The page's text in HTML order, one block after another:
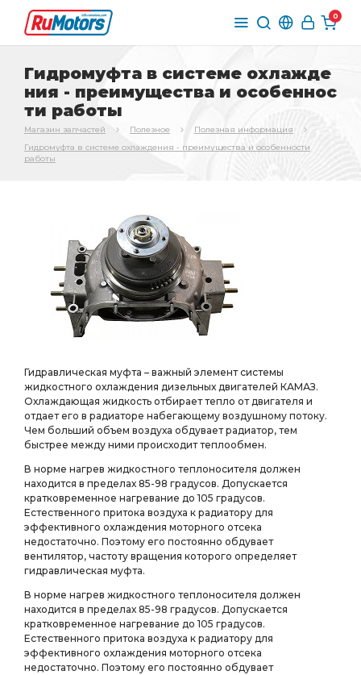
0
Гидромуфта в системе охлажде
ния - преимущества и особеннос
ти работы
Магазин запчастей Полезное
Полезная информация
Гидромуфта в системе охлаждения - преимущества и особенности
работы
Гидравлическая муфта – важный элемент системы
жидкостного охлаждения дизельных двигателей КАМАЗ.
Охлаждающая жидкость отбирает тепло от двигателя и
отдает его в радиаторе набегающему воздушному потоку.
Чем больший объем воздуха обдувает радиатор, тем
быстрее между ними происходит теплообмен.
В норме нагрев жидкостного теплоносителя должен
находится в пределах 85-98 градусов. Допускается
кратковременное нагревание до 105 градусов.
Естественного притока воздуха к радиатору для
эффективного охлаждения моторного отсека
недостаточно. Поэтому его постоянно обдувает
вентилятор, частоту вращения которого определяет
гидравлическая муфта.
В норме нагрев жидкостного теплоносителя должен
находится в пределах 85-98 градусов. Допускается
кратковременное нагревание до 105 градусов.
Естественного притока воздуха к радиатору для
эффективного охлаждения моторного отсека
недостаточно. Поэтому его постоянно обдувает